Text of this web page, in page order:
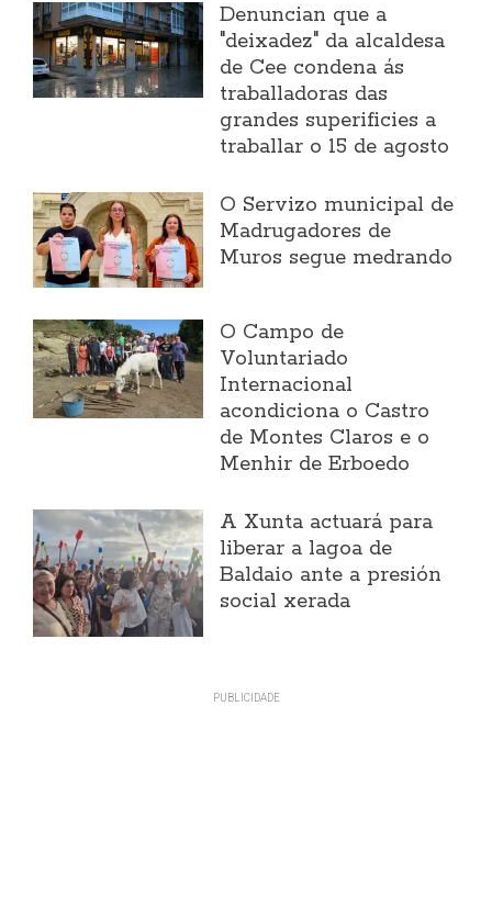
Denuncian que a
"deixadez" da alcaldesa
de Cee condena ás
traballadoras das
grandes superificies a
traballar o 15 de agosto
O Servizo municipal de
Madrugadores de
Muros segue medrando
O Campo de
Voluntariado
Internacional
acondiciona o Castro
de Montes Claros e o
Menhir de Erboedo
A Xunta actuará para
liberar a lagoa de
Baldaio ante a presión
social xerada